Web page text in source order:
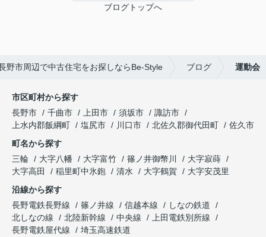
ブログトップへ
野市周辺で中古住宅をお探しならBe-Style ブログ 運動会
市区町村から探す
長野市
千曲市 上田市 須坂市
諏訪市
上水内郡飯綱町
塩尻市 川口市 北佐久郡御代田町
佐久市
町名から探す
三輪
大字八幡 大字富竹 篠ノ井御幣川
大字寂蒔
大字高田
稲里町中氷鉋 清水 大字鶴賀
大字安茂里
沿線から探す
長野電鉄長野線
篠ノ井線 信越本線
しなの鉄道
北しなの線
北陸新幹線 中央線
上田電鉄別所線
長野電鉄屋代線
埼玉高速鉄道